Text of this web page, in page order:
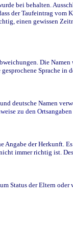
bei behalten.
der Taufeintrag
einen gewissen
Die
Sprache
deutsche Namen
zu den
der Herkunft.
immer richtig ist.
Status der Eltern